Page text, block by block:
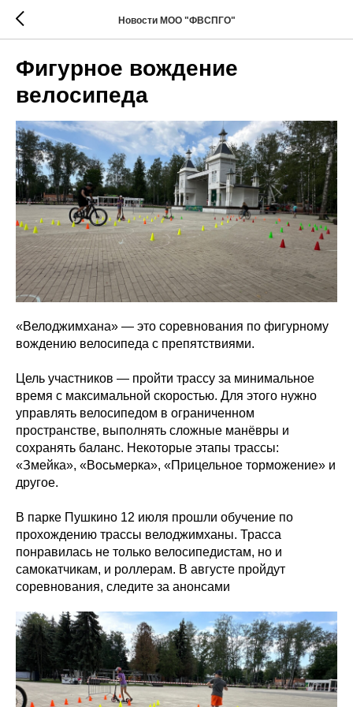
Новости МОО "ФВСПГО"
Фигурное вождение
велосипеда
«Велоджимхана» — это соревнования по фигурному
вождению велосипеда с препятствиями.
Цель участников — пройти трассу за минимальное
время с максимальной скоростью. Для этого нужно
управлять велосипедом в ограниченном
пространстве, выполнять сложные манёвры и
сохранять баланс. Некоторые этапы трассы:
«Змейка», «Восьмерка», «Прицельное торможение» и
другое.
В парке Пушкино 12 июля прошли обучение по
прохождению трассы велоджимханы. Трасса
понравилась не только велосипедистам, но и
самокатчикам, и роллерам. В августе пройдут
соревнования, следите за анонсами